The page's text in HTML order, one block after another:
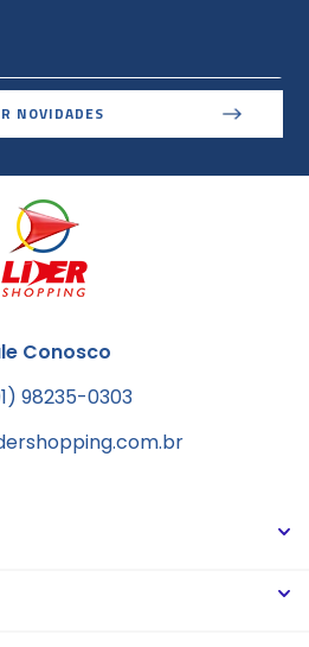
NOVIDADES
Conosco
98235-0303